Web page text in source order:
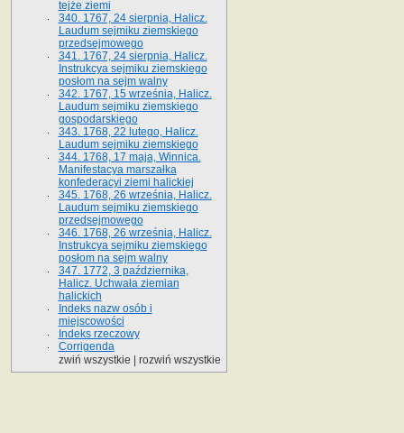
tejże ziemi
340. 1767, 24 sierpnia, Halicz.
Laudum sejmiku ziemskiego
przedsejmowego
341. 1767, 24 sierpnia, Halicz.
Instrukcya sejmiku ziemskiego
posłom na sejm walny
342. 1767, 15 września, Halicz.
Laudum sejmiku ziemskiego
gospodarskiego
343. 1768, 22 lutego, Halicz.
Laudum sejmiku ziemskiego
344. 1768, 17 maja, Winnica.
Manifestacya marszałka
konfederacyi ziemi halickiej
345. 1768, 26 września, Halicz.
Laudum sejmiku ziemskiego
przedsejmowego
346. 1768, 26 września, Halicz.
Instrukcya sejmiku ziemskiego
posłom na sejm walny
347. 1772, 3 października,
Halicz. Uchwała ziemian
halickich
Indeks nazw osób i
miejscowości
Indeks rzeczowy
Corrigenda
zwiń wszystkie
rozwiń wszystkie